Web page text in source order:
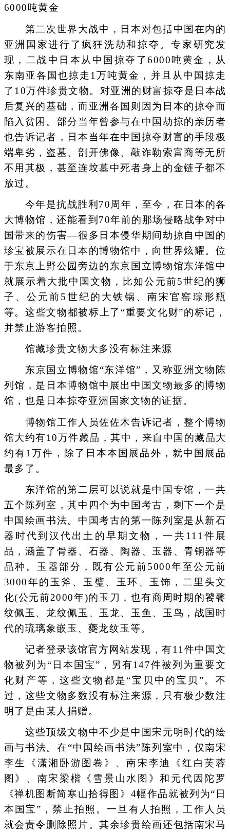
6000吨黄金
第二次世界大战中，日本对包括中国在内的
亚洲国家进行了疯狂洗劫和掠夺。专家研究发
现，二战中日本从中国掠夺了6000吨黄金，从
东南亚各国也掠走1万吨黄金，并且从中国掠走
了10万件珍贵文物。对亚洲的财富掠夺是日本战
后复兴的基础，而亚洲各国则因为日本的掠夺而
陷入贫困。部分当年曾参与在中国劫掠的亲历者
也告诉记者，日本当年在中国掠夺财富的手段极
端卑劣，盗墓、剖开佛像、敲诈勒索富商等无所
不用其极，甚至连坟墓中死者身上的金链子都不
放过。
今年是抗战胜利70周年，至今，在日本的各
大博物馆，还能看到70年前的那场侵略战争对中
国带来的伤害—很多日本侵华期间劫掠自中国的
珍宝被展示在日本的博物馆中，向世界炫耀。位
于东京上野公园旁边的东京国立博物馆东洋馆中
就展示着大批中国文物，比如公元前5世纪的狮
子、公元前5世纪的大铁锅、南宋官窑琮形瓶
等。这些文物都被标上了“重要文化财”的标记，
并禁止游客拍照。
馆藏珍贵文物大多没有标注来源
东京国立博物馆“东洋馆”，又称亚洲文物陈
列馆，是日本博物馆中展出中国文物最多的博物
馆，也是日本掠夺亚洲国家文物的证据。
博物馆工作人员佐佐木告诉记者，整个博物
馆大约有10万件藏品，其中，来自中国的藏品大
约有1万件，除了日本本国展品外，就中国展品
最多了。
东洋馆的第二层可以说就是中国专馆，一共
五个陈列室，其中四个为中国考古，剩下一个是
中国绘画书法。中国考古的第一陈列室是从新石
器时代到汉代出土的早期文物，一共111件展
品，涵盖了骨器、石器、陶器、玉器、青铜器等
品种。玉器部分，既有公元前5000年至公元前
3000年的玉斧、玉璧、玉环、玉饰，二里头文
化(公元前2000年)的玉刀，也有商周时期的饕餮
纹佩玉、龙纹佩玉、玉龙、玉鱼、玉鸟，战国时
代的琉璃象嵌玉、夔龙纹玉等。
记者登录该馆官方网站发现，有11件中国文
物被列为“日本国宝”，另有147件被列为重要文
化财产等，这些文物都是“宝贝中的宝贝”。不
过，这些文物多数没有标注来源，只有极少数注
明了是由某人捐赠。
这些顶级文物中不少是中国宋元明时代的绘
画与书法。在“中国绘画书法”陈列室中，仅南宋
李生《潇湘卧游图卷》、南宋李迪《红白芙蓉
图》、南宋梁楷《雪景山水图》和元代因陀罗
《禅机图断简寒山拾得图》4幅作品就被列为“日
本国宝”，禁止拍照。一旦有人拍照，工作人员
就会责令删除照片。其余珍贵绘画还包括南宋马